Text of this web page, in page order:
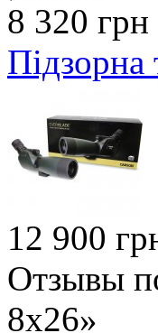
8 320 грн
12 900
Отзывы
8x26»